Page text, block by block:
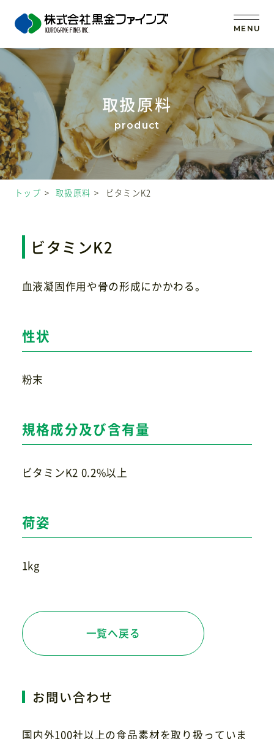
MENU
トップ
当社の強み
事業内容
取扱原料
取扱原料
トップ 取扱原料 ビタミンK2
ビタミンK2
血液凝固作用や骨の形成にかかわる。
性状
粉末
規格成分及び含有量
ビタミンK2 0.2%以上
荷姿
1kg
一覧へ戻る
お問い合わせ
国内外100社以上の食品素材を取り扱っていま